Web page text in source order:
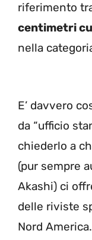
riferimento
centimetri
nella
E’ davvero
da “ufficio
chiederlo a
(pur sempre
Akashi) ci
delle riviste
Nord America.